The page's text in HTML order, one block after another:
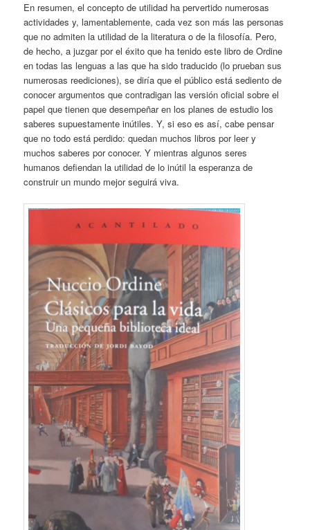
En resumen, el concepto de utilidad ha pervertido numerosas
actividades y, lamentablemente, cada vez son más las personas
que no admiten la utilidad de la literatura o de la filosofía. Pero,
de hecho, a juzgar por el éxito que ha tenido este libro de Ordine
en todas las lenguas a las que ha sido traducido (lo prueban sus
numerosas reediciones), se diría que el público está sediento de
conocer argumentos que contradigan las versión oficial sobre el
papel que tienen que desempeñar en los planes de estudio los
saberes supuestamente inútiles. Y, si eso es así, cabe pensar
que no todo está perdido: quedan muchos libros por leer y
muchos saberes por conocer. Y mientras algunos seres
humanos defiendan la utilidad de lo inútil la esperanza de
construir un mundo mejor seguirá viva.